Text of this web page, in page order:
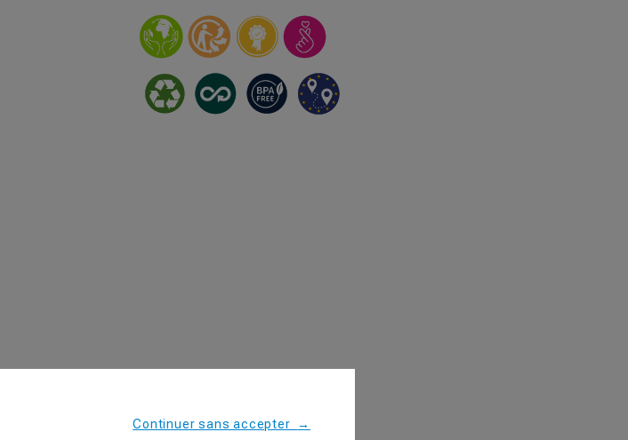
Continuer sans accepter →